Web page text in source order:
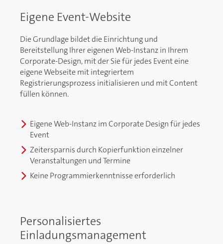
Eigene Event-Website
Die Grundlage bildet die Einrichtung und
Bereitstellung Ihrer eigenen Web-Instanz in Ihrem
Corporate-Design, mit der Sie für jedes Event eine
eigene Webseite mit integriertem
Registrierungsprozess initialisieren und mit Content
füllen können.
Eigene Web-Instanz im Corporate Design für jedes
Event
Zeitersparnis durch Kopierfunktion einzelner
Veranstaltungen und Termine
Keine Programmierkenntnisse erforderlich
Personalisiertes
Einladungsmanagement